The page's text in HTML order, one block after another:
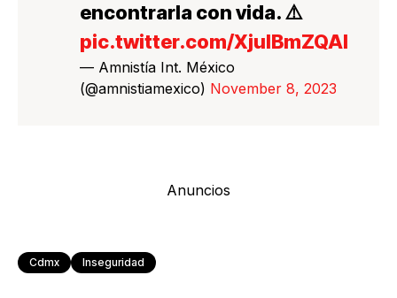
encontrarla con vida. ⚠️
pic.twitter.com/XjulBmZQAI
— Amnistía Int. México
(@amnistiamexico) November 8, 2023
Anuncios
Cdmx Inseguridad